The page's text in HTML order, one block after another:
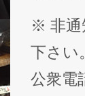
※ 非通
下さい。
公衆電